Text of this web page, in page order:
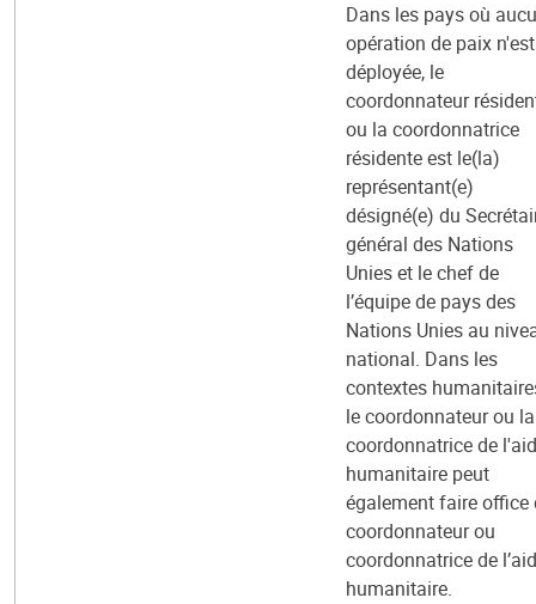
Dans les pays où
opération de paix n'est
déployée, le
coordonnateur
ou la coordonnatrice
résidente est le(la)
représentant(e)
désigné(e) du
général des Nations
Unies et le chef de
l’équipe de pays des
Nations Unies au
national. Dans les
contextes
le coordonnateur ou la
coordonnatrice de
humanitaire peut
également faire office
coordonnateur ou
coordonnatrice de
humanitaire.